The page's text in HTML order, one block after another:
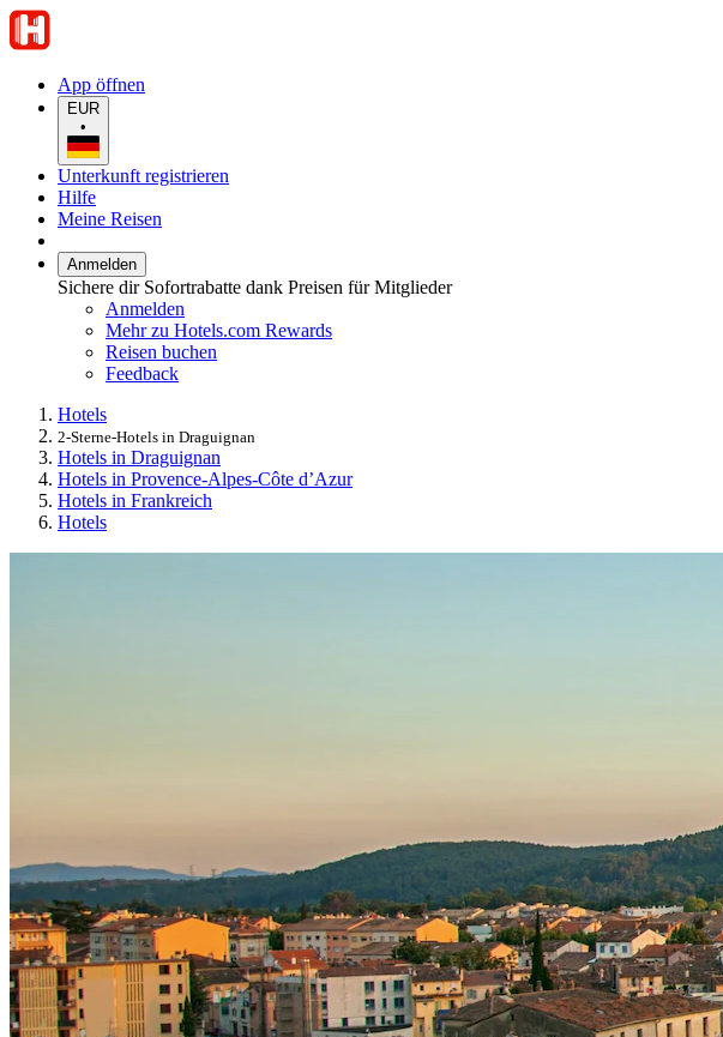
App öffnen
EUR
•
Unterkunft registrieren
Hilfe
Meine Reisen
Anmelden
Sichere dir Sofortrabatte dank Preisen für Mitglieder
Anmelden
Mehr zu Hotels.com Rewards
Reisen buchen
Feedback
Hotels
2-Sterne-Hotels in Draguignan
Hotels in Draguignan
Hotels in Provence-Alpes-Côte d’Azur
Hotels in Frankreich
Hotels